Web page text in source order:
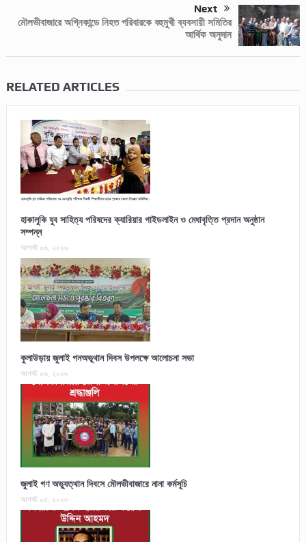
Next
মৌলভীবাজারে অগ্নিকান্ডে নিহত পরিবারকে বহুমুখী ব্যবসায়ী সমিতির
আর্থিক অনুদান
RELATED ARTICLES
হাকালুকি যুব সাহিত্য পরিষদের ক্যারিয়ার গাইডলাইন ও মেধাবৃত্তি প্রদান অনুষ্ঠান
সম্পন্ন
আগস্ট ০৬, ২০২৬
কুলাউড়ায় জুলাই গনঅভূথান দিবস উপলক্ষে আলোচনা সভা
আগস্ট ০৬, ২০২৬
জুলাই গণ অভ্যুত্থান দিবসে মৌলভীবাজারে নানা কর্মসূচি
আগস্ট ০৫, ২০২৬